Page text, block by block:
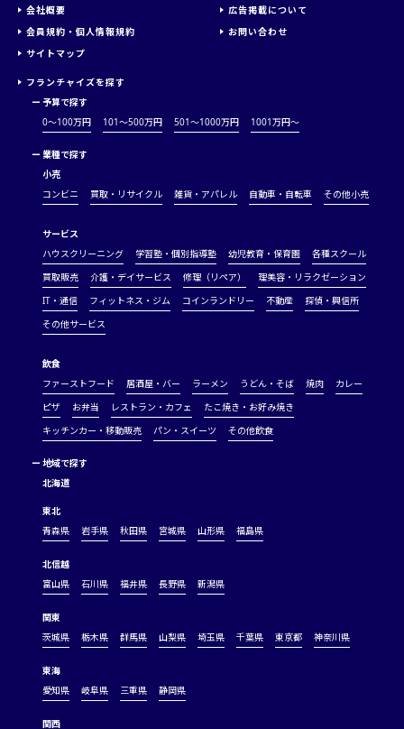
会社概要
広告掲載について
会員規約・個人情報規約
お問い合わせ
サイトマップ
フランチャイズを探す
ー 予算で探す
0～100万円
101～500万円 501～1000万円 1001万円〜
ー 業種で探す
小売
コンビニ
買取・リサイクル 雑貨・アパレル 自動車・自転車 その他小売
サービス
ハウスクリーニング
学習塾・個別指導塾 幼児教育・保育園
各種スクール
買取販売
介護・デイサービス 修理（リペア）
理美容・リラクゼーション
IT・通信
フィットネス・ジム コインランドリー 不動産
探偵・興信所
その他サービス
飲食
ファーストフード
居酒屋・バー ラーメン うどん・そば 焼肉
カレー
ピザ
お弁当 レストラン・カフェ
たこ焼き・お好み焼き
キッチンカー・移動販売
パン・スイーツ その他飲食
ー 地域で探す
北海道
東北
青森県
岩手県 秋田県 宮城県 山形県 福島県
北信越
富山県
石川県 福井県 長野県 新潟県
関東
茨城県
栃木県 群馬県 山梨県 埼玉県 千葉県 東京都 神奈川県
東海
愛知県
岐阜県 三重県 静岡県
関西